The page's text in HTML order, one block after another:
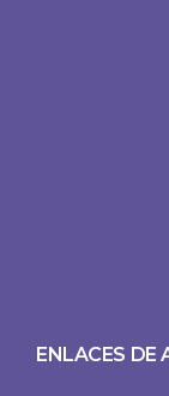
ENLACES DE